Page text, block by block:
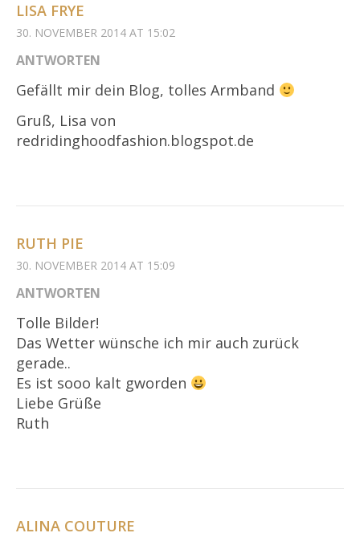
LISA FRYE
30. NOVEMBER 2014 AT 15:02
ANTWORTEN
Gefällt mir dein Blog, tolles Armband
Gruß, Lisa von
redridinghoodfashion.blogspot.de
RUTH PIE
30. NOVEMBER 2014 AT 15:09
ANTWORTEN
Tolle Bilder!
Das Wetter wünsche ich mir auch zurück
gerade..
Es ist sooo kalt gworden
Liebe Grüße
Ruth
ALINA COUTURE